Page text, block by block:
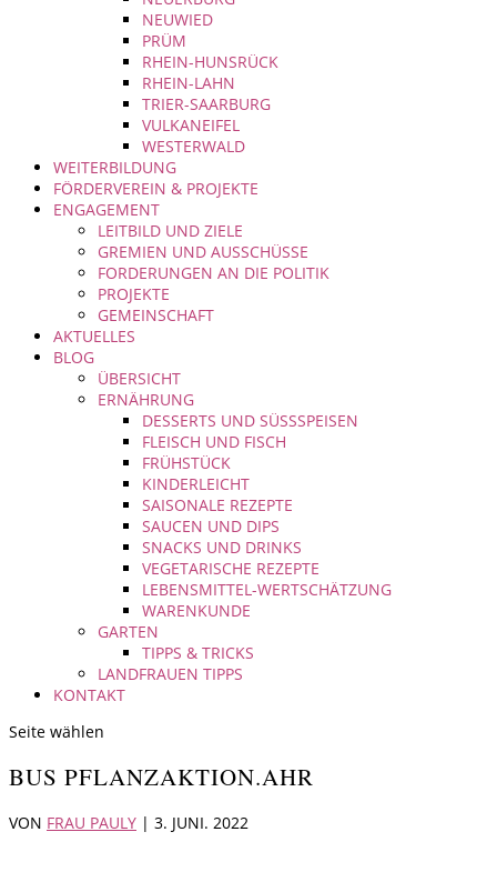
NEUWIED
PRÜM
RHEIN-HUNSRÜCK
RHEIN-LAHN
TRIER-SAARBURG
VULKANEIFEL
WESTERWALD
WEITERBILDUNG
FÖRDERVEREIN & PROJEKTE
ENGAGEMENT
LEITBILD UND ZIELE
GREMIEN UND AUSSCHÜSSE
FORDERUNGEN AN DIE POLITIK
PROJEKTE
GEMEINSCHAFT
AKTUELLES
BLOG
ÜBERSICHT
ERNÄHRUNG
DESSERTS UND SÜSSSPEISEN
FLEISCH UND FISCH
FRÜHSTÜCK
KINDERLEICHT
SAISONALE REZEPTE
SAUCEN UND DIPS
SNACKS UND DRINKS
VEGETARISCHE REZEPTE
LEBENSMITTEL-WERTSCHÄTZUNG
WARENKUNDE
GARTEN
TIPPS & TRICKS
LANDFRAUEN TIPPS
KONTAKT
Seite wählen
BUS PFLANZAKTION.AHR
VON FRAU PAULY | 3. JUNI. 2022